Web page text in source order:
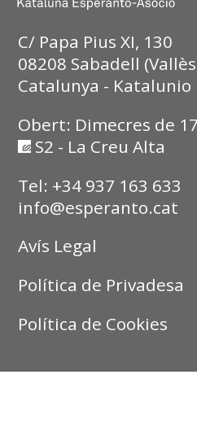
C/ Papa Pius XI, 130
08208 Sabadell
Catalunya - Katalunio
Obert: Dimecres de
S2 - La Creu Alta
Tel: +34 937 163 633
info@esperanto.cat
Avís Legal
Política de Privadesa
Política de Cookies